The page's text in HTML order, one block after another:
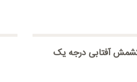
آفتابی درجه یک